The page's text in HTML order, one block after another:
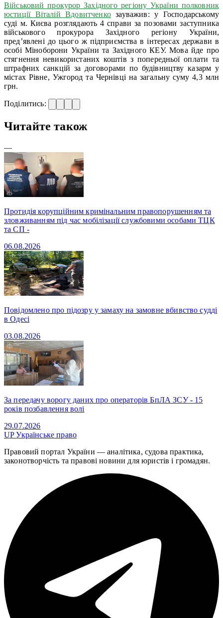
Військовий прокурор Західного регіону України полковник
юстиції Віталій Вдовитченкозауважив: у Господарському
суді м. Києва розглядають 4 справи за позовами заступника
військового прокурора Західного регіону України,
пред’явлені до цього ж підприємства в інтересах держави в
особі Міноборони України та Західного КЕУ. Мова йде про
стягнення невикористаних коштів з попередньої оплати та
штрафних санкцій за договорами по будівництву казарм у
містах Рівне, Ужгород та Чернівці на загальну суму 4,3 млн
грн.
Поділитись:
Читайте також
—
Протидія корупційним кримінальним правопорушенням та
зловживанням під час мобілізації службовими особами ТЦК
та СП -
06.08.2026
Повідомлено про підозру у замаху на замовне вбивство судді
в Одесі
03.08.2026
За передачу ворогу даних про операторів БпЛА ЗСУ - 15
років позбавлення волі
29.07.2026
UPУкраїнське право
Правовий портал України — аналітика, судова практика,
законотворчість та правові новини для юристів і громадян.